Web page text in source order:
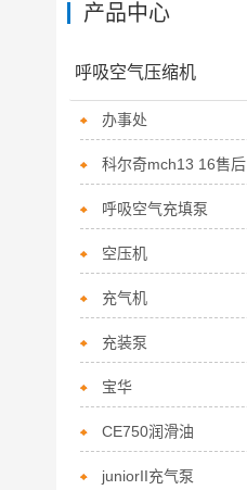
产品中心
呼吸空气压缩机
办事处
科尔奇mch13 16售后
呼吸空气充填泵
空压机
充气机
充装泵
宝华
CE750润滑油
juniorII充气泵